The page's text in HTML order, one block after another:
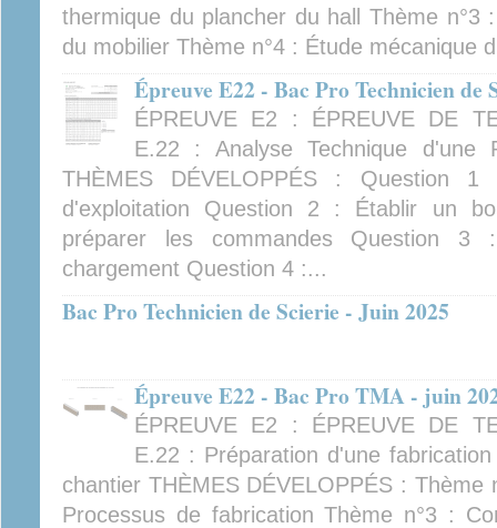
thermique du plancher du hall Thème n°3
du mobilier Thème n°4 : Étude mécanique
Épreuve E22 - Bac Pro Technicien de
ÉPREUVE E2 : ÉPREUVE DE
E.22 : Analyse Technique d'une
THÈMES DÉVELOPPÉS : Question
d'exploitation Question 2 : Établir un
préparer les commandes Question
chargement Question 4 :...
Bac Pro Technicien de Scierie - Juin 2025
Épreuve E22 - Bac Pro TMA - juin
ÉPREUVE E2 : ÉPREUVE DE
E.22 : Préparation d'une
chantier THÈMES DÉVELOPPÉS : Thème
Processus de fabrication Thème n°3 :